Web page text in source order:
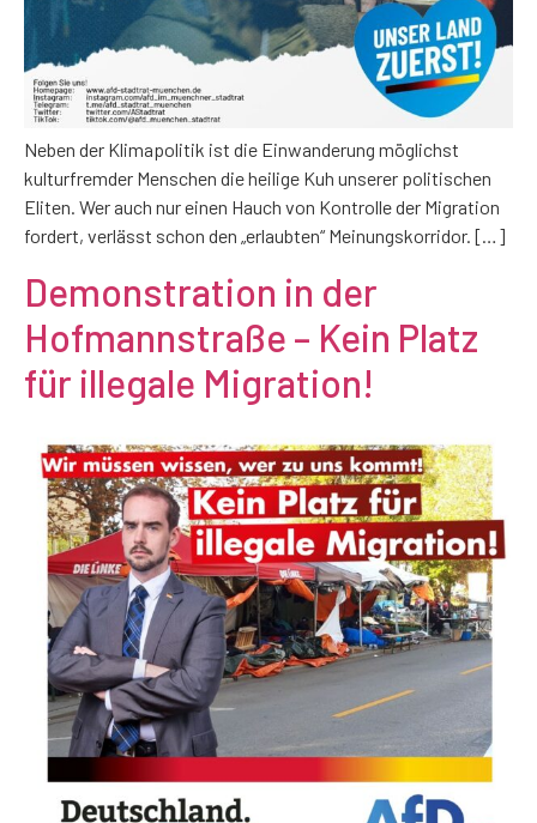
Neben der Klimapolitik ist die Einwanderung möglichst
kulturfremder Menschen die heilige Kuh unserer politischen
Eliten. Wer auch nur einen Hauch von Kontrolle der Migration
fordert, verlässt schon den „erlaubten“ Meinungskorridor. […]
Demonstration in der
Hofmannstraße – Kein Platz
für illegale Migration!